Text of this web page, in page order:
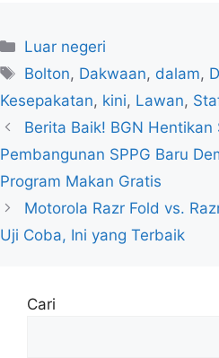
Kategori
Luar negeri
Tag
Bolton, Dakwaan, dalam,
Kesepakatan, kini, Lawan,
Berita Baik! BGN Hentikan
Pembangunan SPPG Baru
Program Makan Gratis
Motorola Razr Fold vs.
Uji Coba, Ini yang Terbaik
Cari